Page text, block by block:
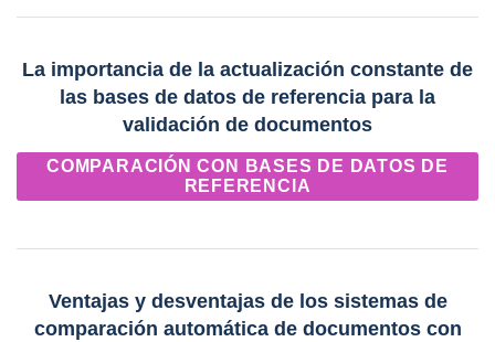
La importancia de la actualización constante de
las bases de datos de referencia para la
validación de documentos
COMPARACIÓN CON BASES DE DATOS DE
REFERENCIA
Ventajas y desventajas de los sistemas de
comparación automática de documentos con